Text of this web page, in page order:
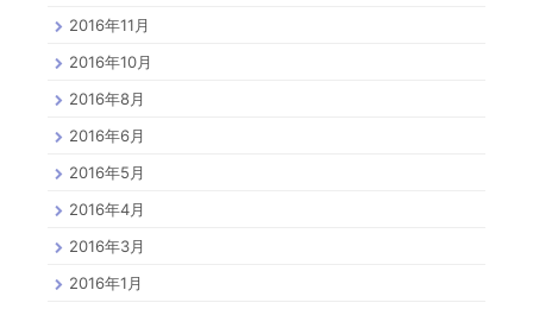
2016年11月
2016年10月
2016年8月
2016年6月
2016年5月
2016年4月
2016年3月
2016年1月